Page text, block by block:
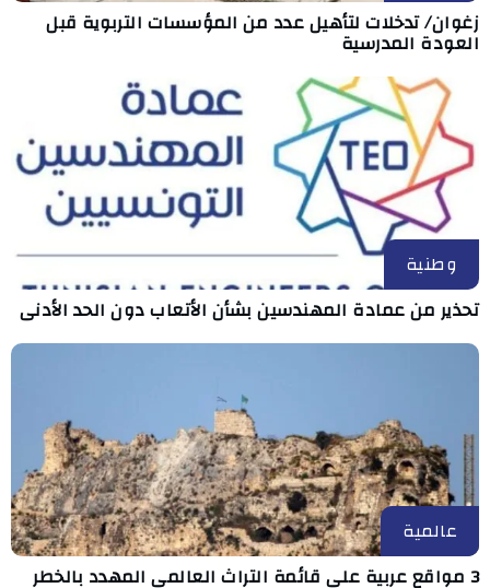
زغوان/ تدخلات لتأهيل عدد من المؤسسات التربوية قبل
العودة المدرسية
وطنية
تحذير من عمادة المهندسين بشأن الأتعاب دون الحد الأدنى
عالمية
3 مواقع عربية على قائمة التراث العالمي المهدد بالخطر